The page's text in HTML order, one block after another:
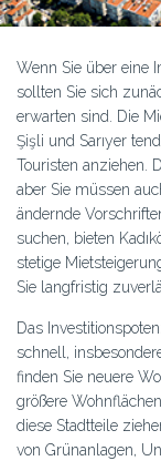
Wenn Sie über eine
sollten Sie sich
erwarten sind. Die
Şişli und Sarıyer
Touristen anziehen.
aber Sie müssen
ändernde
suchen, bieten
stetige
Sie langfristig
Das
schnell,
finden Sie neuere
größere
diese Stadtteile
von Grünanlagen,